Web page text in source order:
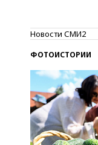
Новости СМИ2
ФОТОИСТОРИИ